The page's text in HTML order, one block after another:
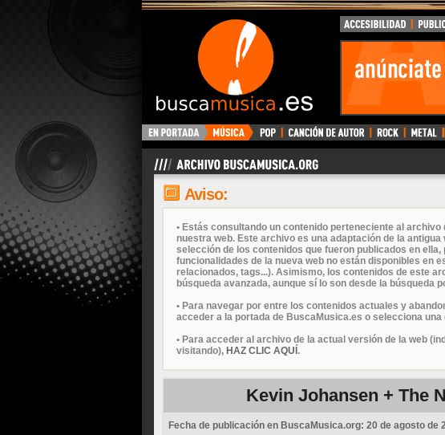
Aviso:
• Estás consultando un contenido perteneciente al
nuestra web. Este archivo es una adaptación de la
selección de los contenidos que fueron publicados en
funcionalidades de la nueva web no están disponibles en
relacionados, tags...). Asimismo, los contenidos de este
búsqueda avanzada, aunque sí lo son desde la búsqueda
• Para navegar por entre los contenidos actuales y
acceder a la portada de BuscaMusica.es o selecciona
• Para acceder al archivo de la actual versión de la web
visitando), HAZ CLIC AQUÍ .
Kevin Johansen + The
Fecha de publicación en BuscaMusica.org: 20 de agosto de